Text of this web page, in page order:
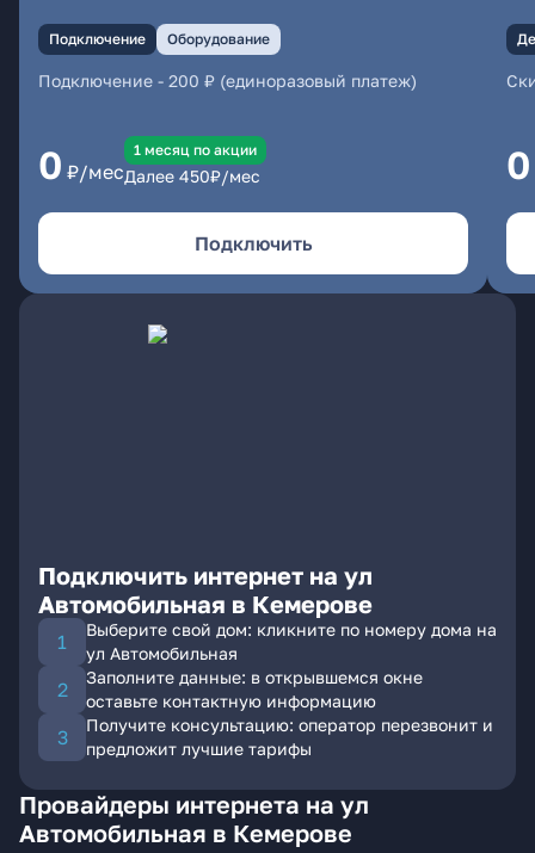
Подключение Оборудование
Подключение - 200 ₽ (единоразовый платеж)
0 ₽/мес
1 месяц по акции
Далее 450₽/мес
Подключить
0
Подключить интернет на ул
Автомобильная в Кемерове
Выберите свой дом: кликните по номеру дома на
ул Автомобильная
Заполните данные: в открывшемся окне
оставьте контактную информацию
Получите консультацию: оператор перезвонит и
предложит лучшие тарифы
Провайдеры интернета на ул
Автомобильная в Кемерове